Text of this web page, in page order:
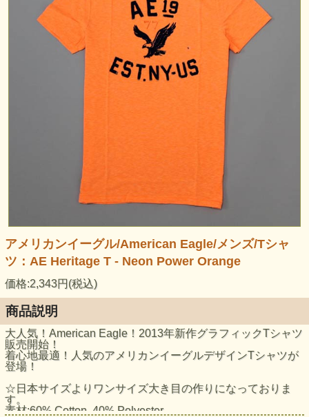
アメリカンイーグル/American Eagle/メンズ/Tシャ
ツ：AE Heritage T - Neon Power Orange
価格:2,343円(税込)
商品説明
大人気！American Eagle！2013年新作グラフィックTシャツ
販売開始！
着心地最適！人気のアメリカンイーグルデザインTシャツが
登場！
☆日本サイズよりワンサイズ大き目の作りになっておりま
す。
素材:60% Cotton, 40% Polyester